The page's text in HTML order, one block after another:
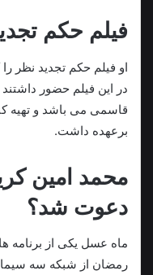
فیلم حکم
او فیلم حکم تجدید نظر
در این فیلم حضور
قاسمی می باشد و تهیه
برعهده داشت.
محمد امین
دعوت شد؟
ماه عسل یکی از برنامه
رمضان از شبکه سه